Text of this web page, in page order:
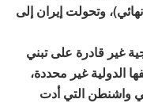
وتحولت إيران إلى
غير قادرة على تبني
الدولية غير محددة،
واشنطن التي أدت